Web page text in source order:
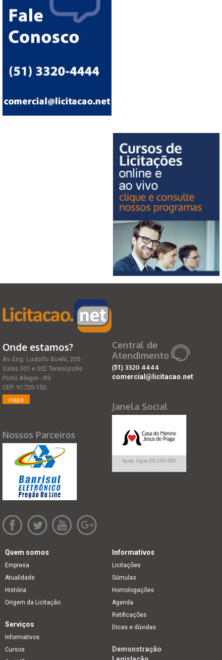
Onde estamos?
Av. Eng. Ludolfo Boehl, 205
Salas 301 e 302 Teresópolis
Porto Alegre - RS
CEP: 91720-150
mapa
Nossos Parceiros
Central de
Atendimento
(51) 3320 4444
comercial@licitacao.net
Janela Social
Quem somos
Empresa
Atualidade
História
Origem da Licitação
Informativos
Licitações
Súmulas
Homologações
Agenda
Retificações
Dicas e dúvidas
Serviços
Informativos
Cursos
Demonstração